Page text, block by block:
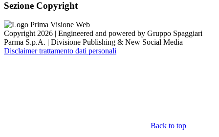
Sezione Copyright
Copyright 2026 | Engineered and powered by Gruppo Spaggiari
Parma S.p.A. | Divisione Publishing & New Social Media
Disclaimer trattamento dati personali
Back to top